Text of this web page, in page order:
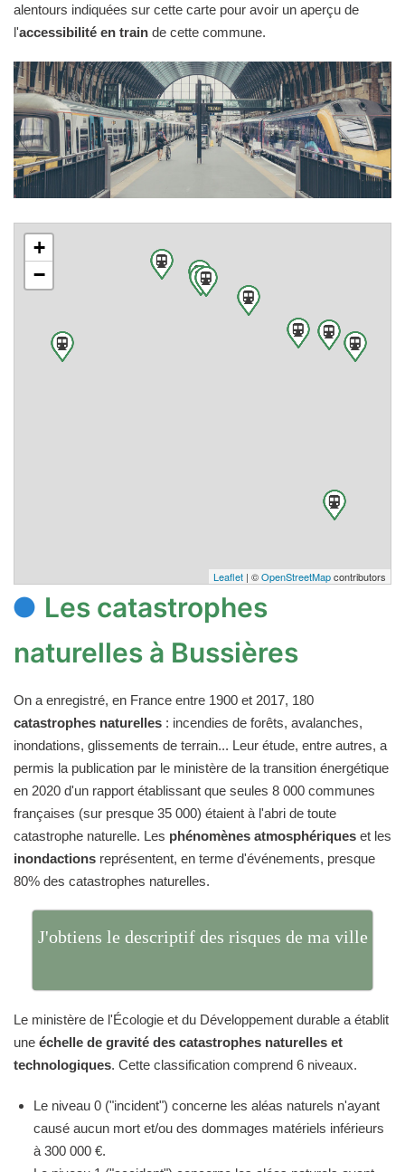
alentours indiquées sur cette carte pour avoir un aperçu de
l'accessibilité en train de cette commune.
+
−
Leaflet | ©OpenStreetMapcontributors
Les catastrophes
naturelles à Bussières
On a enregistré, en France entre 1900 et 2017, 180
catastrophes naturelles : incendies de forêts, avalanches,
inondations, glissements de terrain... Leur étude, entre autres, a
permis la publication par le ministère de la transition énergétique
en 2020 d'un rapport établissant que seules 8 000 communes
françaises (sur presque 35 000) étaient à l'abri de toute
catastrophe naturelle. Les phénomènes atmosphériques et les
inondactions représentent, en terme d'événements, presque
80% des catastrophes naturelles.
J'obtiens le descriptif des risques de ma ville
Le ministère de l'Écologie et du Développement durable a établit
une échelle de gravité des catastrophes naturelles et
technologiques. Cette classification comprend 6 niveaux.
Le niveau 0 ("incident") concerne les aléas naturels n'ayant
causé aucun mort et/ou des dommages matériels inférieurs
à 300 000 €.